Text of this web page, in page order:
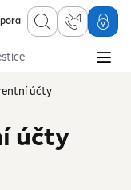
účty
účty